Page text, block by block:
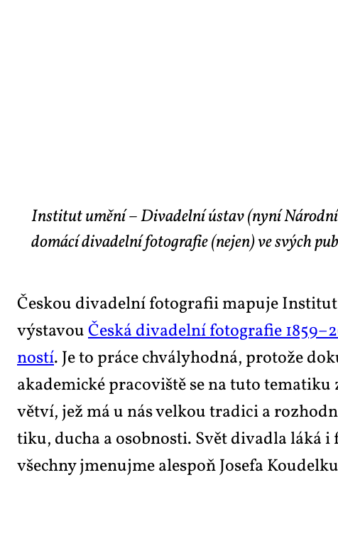
Institut umění – Divadelní ústav (nyní
domácí divadelní fotografie (nejen) ve svých
Čes­kou di­va­del­ní fo­to­gra­fii ma­pu­je
vý­sta­vouČes­ká di­va­del­ní fo­to­gra­fie
nos­tí. Je to prá­ce chvá­ly­hod­ná, pro­to­že
aka­de­mic­ké pra­co­viš­tě se na tu­to
vět­ví, jež má u nás vel­kou tra­di­ci a
ti­ku, du­cha a osob­nos­ti. Svět di­va­dla lá­ká
všech­ny jme­nuj­me ale­spoň Jo­se­fa